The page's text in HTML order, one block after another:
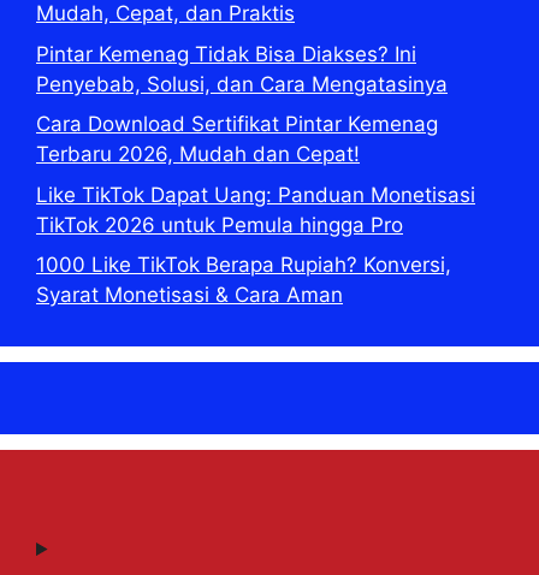
Mudah, Cepat, dan Praktis
Pintar Kemenag Tidak Bisa Diakses? Ini
Penyebab, Solusi, dan Cara Mengatasinya
Cara Download Sertifikat Pintar Kemenag
Terbaru 2026, Mudah dan Cepat!
Like TikTok Dapat Uang: Panduan Monetisasi
TikTok 2026 untuk Pemula hingga Pro
1000 Like TikTok Berapa Rupiah? Konversi,
Syarat Monetisasi & Cara Aman